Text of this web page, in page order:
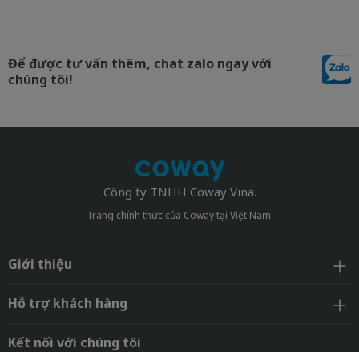
Để được tư vấn thêm, chat zalo ngay với
chúng tôi!
Công ty TNHH Coway Vina.
Trang chính thức của Coway tại Việt Nam.
Giới thiệu
Hỗ trợ khách hàng
Kết nối với chúng tôi